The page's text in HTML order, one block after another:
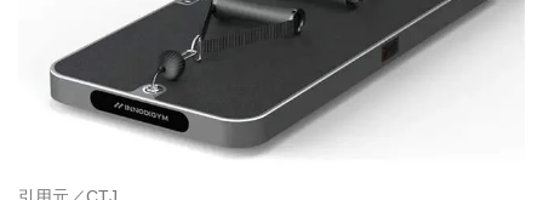
引用元／CTJ。